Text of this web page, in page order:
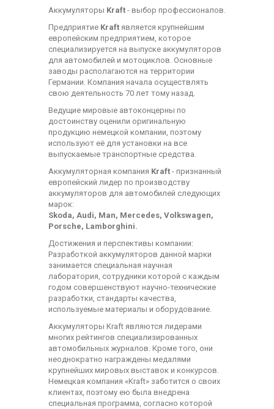
Аккумуляторы Kraft - выбор профессионалов.
Предприятие Kraft является крупнейшим
европейским предприятием, которое
специализируется на выпуске аккумуляторов
для автомобилей и мотоциклов. Основные
заводы располагаются на территории
Германии. Компания начала осуществлять
свою деятельность 70 лет тому назад.
Ведущие мировые автоконцерны по
достоинству оценили оригинальную
продукцию немецкой компании, поэтому
используют её для установки на все
выпускаемые транспортные средства.
Аккумуляторная компания Kraft - признанный
европейский лидер по производству
аккумуляторов для автомобилей следующих
марок:
Skoda, Audi, Man, Mercedes, Volkswagen,
Porsche, Lamborghini.
Достижения и перспективы компании:
Разработкой аккумуляторов данной марки
занимается специальная научная
лаборатория, сотрудники которой с каждым
годом совершенствуют научно-технические
разработки, стандарты качества,
используемые материалы и оборудование.
Аккумуляторы Kraft являются лидерами
многих рейтингов специализированных
автомобильных журналов. Кроме того, они
неоднократно награждены медалями
крупнейших мировых выставок и конкурсов.
Немецкая компания «Kraft» заботится о своих
клиентах, поэтому ею была внедрена
специальная программа, согласно которой